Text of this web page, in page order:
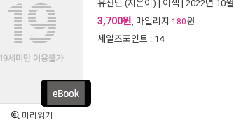
미리읽기
유선민 (지은이) | 이색 | 2022년 10월
3,700원, 마일리지 180원
세일즈포인트 : 14